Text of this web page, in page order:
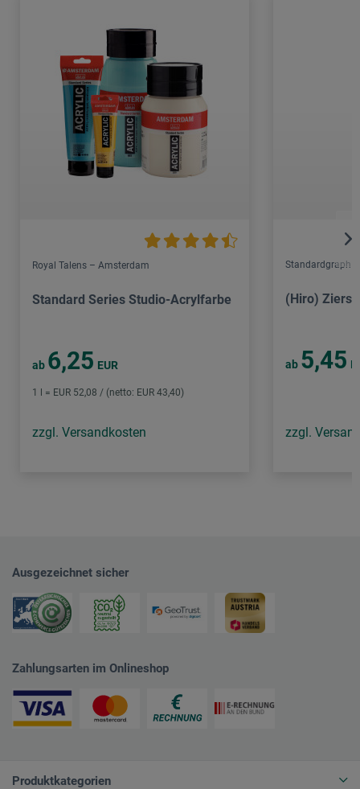
Royal Talens – Amsterdam
Standard Series Studio-Acrylfarbe
ab 6,25 EUR
1 l = EUR 52,08 / (netto: EUR 43,40)
zzgl. Versandkosten
Standardgraph
(Hiro)
ab 5,45
zzgl.
Ausgezeichnet sicher
Zahlungsarten im Onlineshop
Produktkategorien